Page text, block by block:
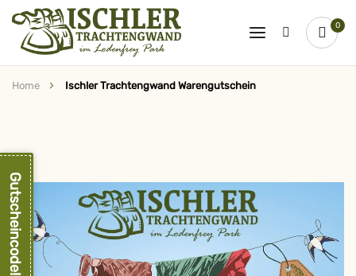
0
Home Ischler Trachtengwand Warengutschein
springen
Gutscheincode!